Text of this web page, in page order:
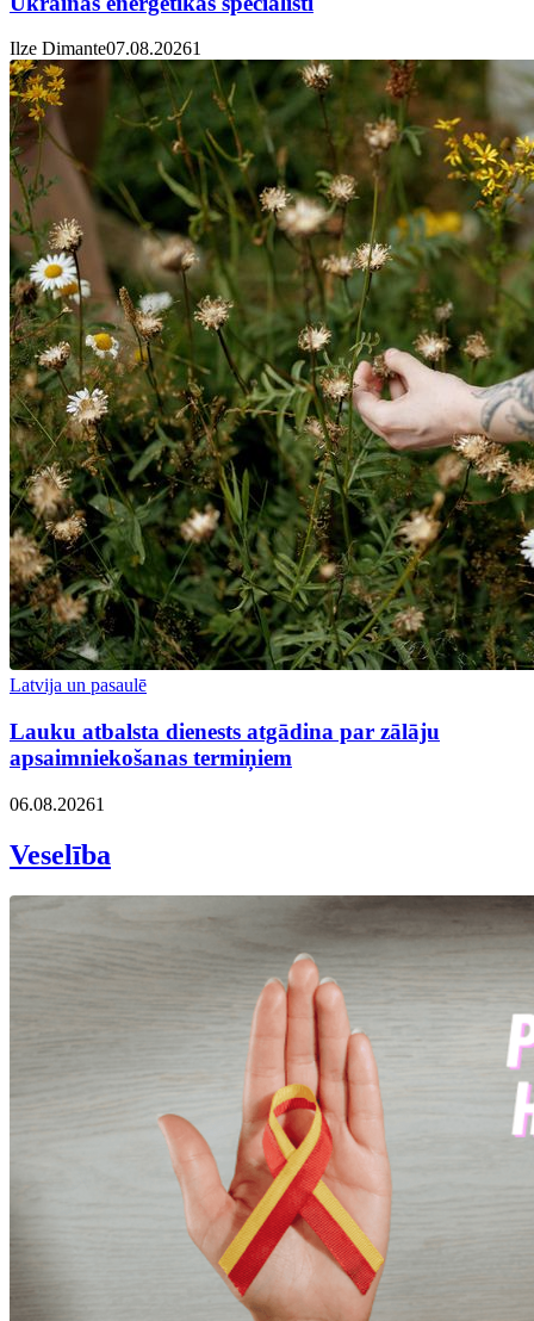
Ilze Dimante07.08.20261
Latvija un pasaulē
Lauku atbalsta dienests atgādina par zālāju
apsaimniekošanas termiņiem
06.08.20261
Veselība